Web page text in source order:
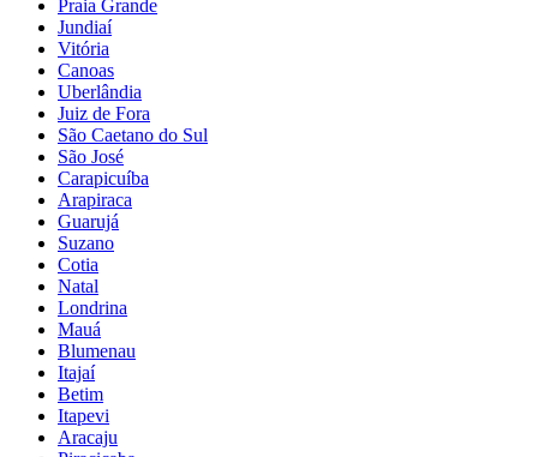
Praia Grande
Jundiaí
Vitória
Canoas
Uberlândia
Juiz de Fora
São Caetano do Sul
São José
Carapicuíba
Arapiraca
Guarujá
Suzano
Cotia
Natal
Londrina
Mauá
Blumenau
Itajaí
Betim
Itapevi
Aracaju